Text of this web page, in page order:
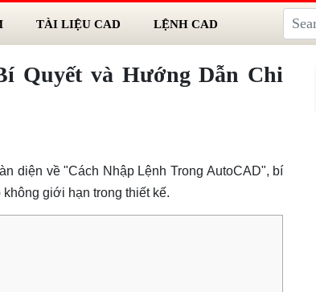
TÀI LIỆU CAD LỆNH CAD
Quyết và Hướng Dẫn Chi
diện về "Cách Nhập Lệnh Trong AutoCAD", bí
giới hạn trong thiết kế.